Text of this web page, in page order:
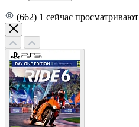
(662) 1 сейчас просматривают